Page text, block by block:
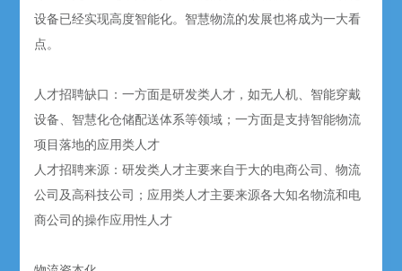
设备已经实现高度智能化。智慧物流的发展也将成为一大看
点。
人才招聘缺口：一方面是研发类人才，如无人机、智能穿戴
设备、智慧化仓储配送体系等领域；一方面是支持智能物流
项目落地的应用类人才
人才招聘来源：研发类人才主要来自于大的电商公司、物流
公司及高科技公司；应用类人才主要来源各大知名物流和电
商公司的操作应用性人才